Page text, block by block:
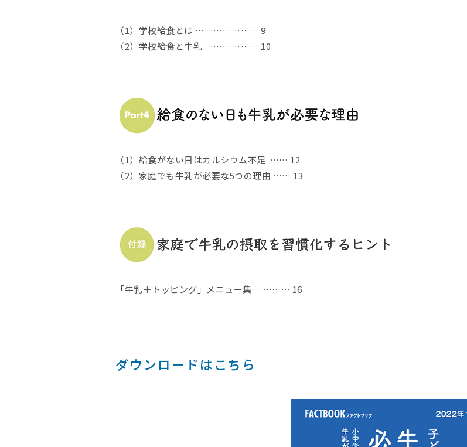
（1）学校給食とは ………………… 9
（2）学校給食と牛乳 ……………… 10
（1）給食がない日はカルシウム不足 …… 12
（2）家庭でも牛乳が必要な5つの理由 …… 13
「牛乳＋トッピング」メニュー集 ………… 16
ダウンロードはこちら